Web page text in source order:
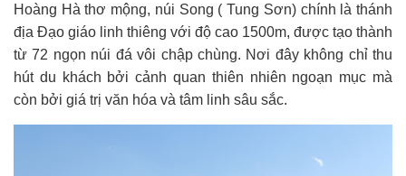
Hoàng Hà thơ mộng, núi Song ( Tung Sơn) chính là thánh
địa Đạo giáo linh thiêng với độ cao 1500m, được tạo thành
từ 72 ngọn núi đá vôi chập chùng. Nơi đây không chỉ thu
hút du khách bởi cảnh quan thiên nhiên ngoạn mục mà
còn bởi giá trị văn hóa và tâm linh sâu sắc.